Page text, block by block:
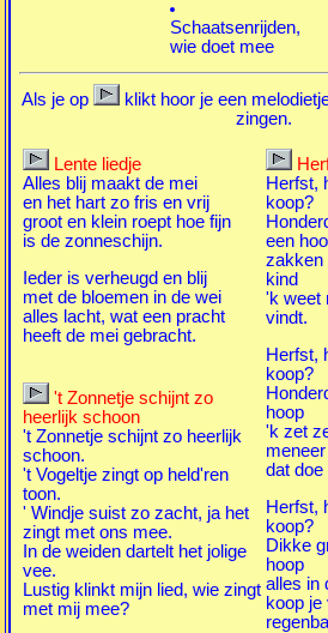
Schaatsenrijden,
wie doet mee
Als je op
klikt hoor je een
zingen.
Lente liedje
Alles blij maakt de mei
en het hart zo fris en vrij
groot en klein roept hoe fijn
is de zonneschijn.
Ieder is verheugd en blij
met de bloemen in de wei
alles lacht, wat een pracht
heeft de mei gebracht.
't Zonnetje schijnt zo
heerlijk schoon
't Zonnetje schijnt zo heerlijk
schoon.
't Vogeltje zingt op held'ren
toon.
' Windje suist zo zacht, ja het
zingt met ons mee.
In de weiden dartelt het jolige
vee.
Lustig klinkt mijn lied, wie zingt
met mij mee?
Herfst,
koop?
een
zakken
kind
'k weet
vindt.
Herfst,
koop?
hoop
'k zet
meneer
dat doe
Herfst,
koop?
Dikke
hoop
alles in
koop